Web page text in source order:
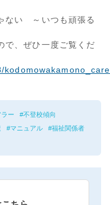
ない ～いつも頑張る
、ぜひ一度ご覧くだ
ー
不登校傾向
マニュアル
福祉関係者